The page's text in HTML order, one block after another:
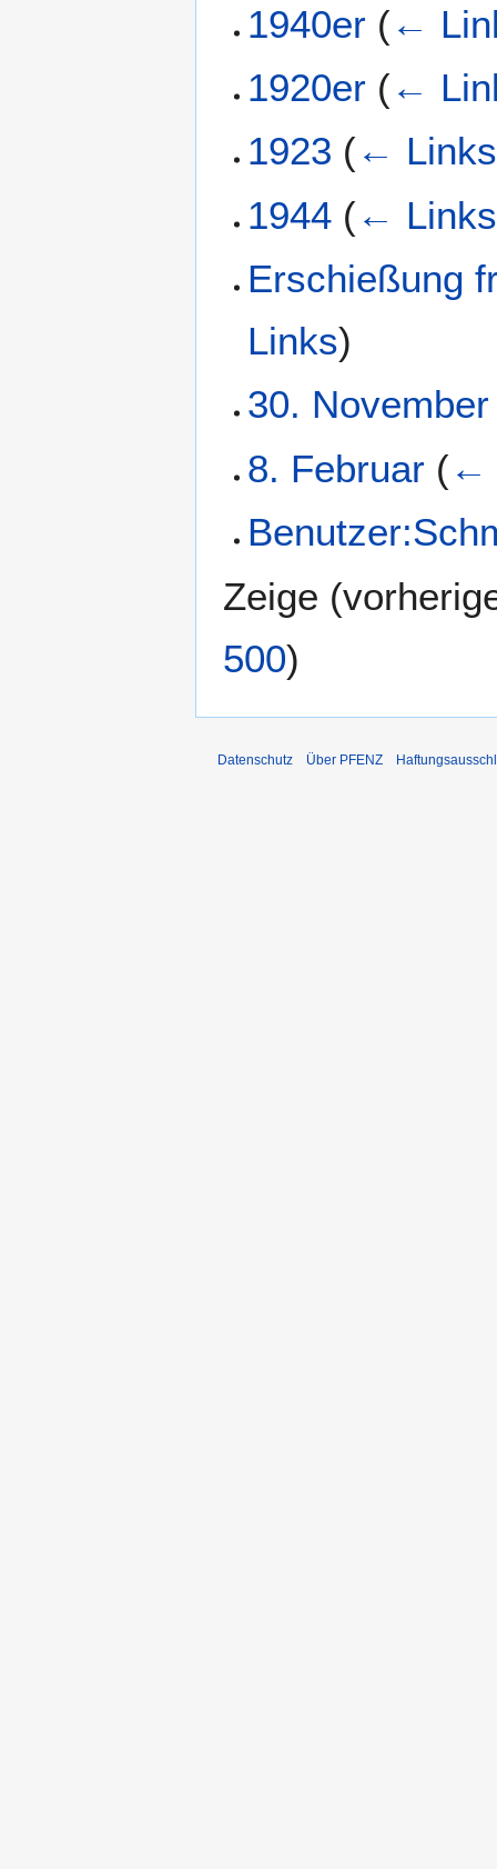
1940er (←
1920er (←
1923 (← Links
1944 (← Links
Erschießung
Links)
30. November
8. Februar (←
Zeige (
500)
Datenschutz Über PFENZ